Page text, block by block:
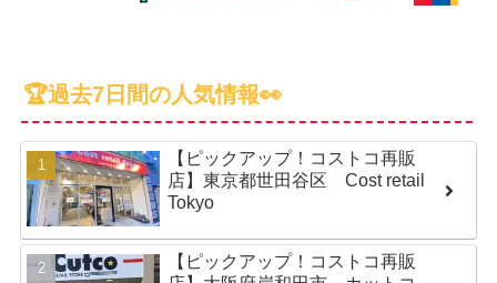
🏆過去7日間の人気情報👀
【ピックアップ！コストコ再販
店】東京都世田谷区 Cost retail
Tokyo
【ピックアップ！コストコ再販